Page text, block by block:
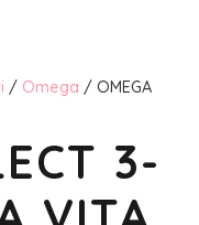
/ Omega / OMEGA
3-